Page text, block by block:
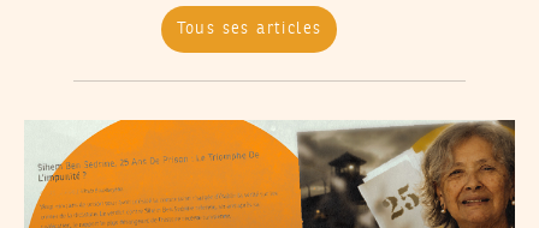
Tous ses articles